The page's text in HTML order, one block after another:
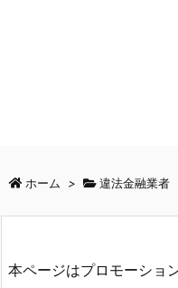
ホーム > 違法金融業者
本ページはプロモーショ